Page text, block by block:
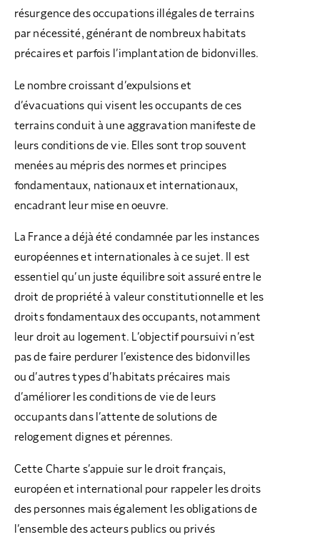
résurgence des occupations illégales de terrains
par nécessité, générant de nombreux habitats
précaires et parfois l’implantation de bidonvilles.
Le nombre croissant d’expulsions et
d’évacuations qui visent les occupants de ces
terrains conduit à une aggravation manifeste de
leurs conditions de vie. Elles sont trop souvent
menées au mépris des normes et principes
fondamentaux, nationaux et internationaux,
encadrant leur mise en oeuvre.
La France a déjà été condamnée par les instances
européennes et internationales à ce sujet. Il est
essentiel qu’un juste équilibre soit assuré entre le
droit de propriété à valeur constitutionnelle et les
droits fondamentaux des occupants, notamment
leur droit au logement. L’objectif poursuivi n’est
pas de faire perdurer l’existence des bidonvilles
ou d’autres types d’habitats précaires mais
d’améliorer les conditions de vie de leurs
occupants dans l’attente de solutions de
relogement dignes et pérennes.
Cette Charte s’appuie sur le droit français,
européen et international pour rappeler les droits
des personnes mais également les obligations de
l’ensemble des acteurs publics ou privés